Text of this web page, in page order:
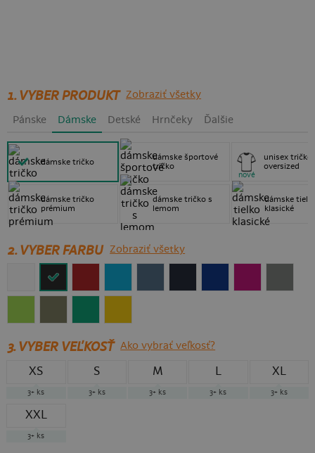
1. VYBER PRODUKT Zobraziť všetky
Pánske Dámske Detské Hrnčeky Ďalšie
dámske tričko
dámske tričko
prémium
dámske športové
tričko
dámske tričko s
lemom
unisex tričko
oversized
nové
dámske
klasické
2. VYBER FARBU Zobraziť všetky
3.VYBER VEĽKOSŤ Ako vybrať veľkosť?
XS
3+ ks
S
3+ ks
M
3+ ks
L
3+ ks
XL
3+ ks
XXL
3+ ks